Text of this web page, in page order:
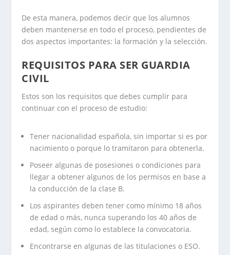
De esta manera, podemos decir que los alumnos
deben mantenerse en todo el proceso, pendientes de
dos aspectos importantes: la formación y la selección.
REQUISITOS PARA SER GUARDIA
CIVIL
Estos son los requisitos que debes cumplir para
continuar con el proceso de estudio:
Tener nacionalidad española, sin importar si es por
nacimiento o porque lo tramitaron para obtenerla.
Poseer algunas de posesiones o condiciones para
llegar a obtener algunos de los permisos en base a
la conducción de la clase B.
Los aspirantes deben tener como mínimo 18 años
de edad o más, nunca superando los 40 años de
edad, según como lo establece la convocatoria.
Encontrarse en algunas de las titulaciones o ESO.